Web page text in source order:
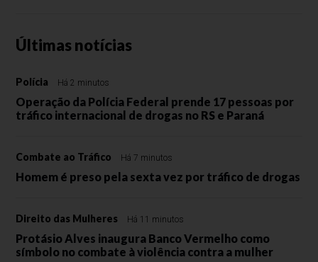
Últimas notícias
Polícia Há 2 minutos
Operação da Polícia Federal prende 17 pessoas por
tráfico internacional de drogas no RS e Paraná
Combate ao Tráfico Há 7 minutos
Homem é preso pela sexta vez por tráfico de drogas
Direito das Mulheres Há 11 minutos
Protásio Alves inaugura Banco Vermelho como
símbolo no combate à violência contra a mulher